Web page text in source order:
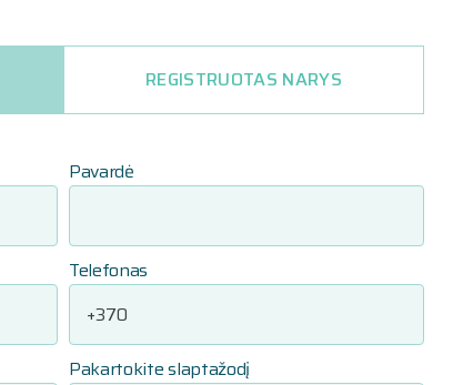
REGISTRUOTAS NARYS
Pavardė
Telefonas
Pakartokite slaptažodį